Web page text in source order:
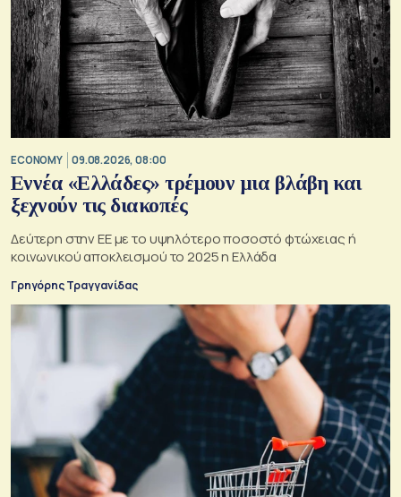
ECONOMY 09.08.2026, 08:00
Εννέα «Ελλάδες» τρέμουν μια βλάβη και
ξεχνούν τις διακοπές
Δεύτερη στην ΕΕ με το υψηλότερο ποσοστό φτώχειας ή
κοινωνικού αποκλεισμού το 2025 η Ελλάδα
Γρηγόρης Τραγγανίδας